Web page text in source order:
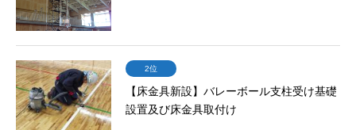
2位
【床金具新設】バレーボール支柱受け基礎
設置及び床金具取付け